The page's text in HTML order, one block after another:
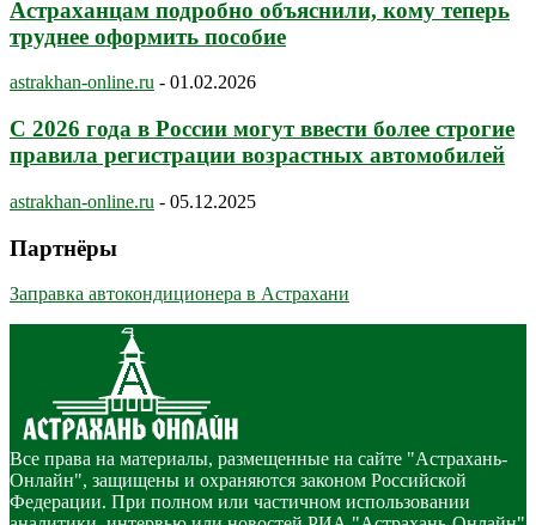
Астраханцам подробно объяснили, кому теперь
труднее оформить пособие
astrakhan-online.ru - 01.02.2026
С 2026 года в России могут ввести более строгие
правила регистрации возрастных автомобилей
astrakhan-online.ru - 05.12.2025
Партнёры
Заправка автокондиционера в Астрахани
Все права на материалы, размещенные на сайте "Астрахань-
Онлайн", защищены и охраняются законом Российской
Федерации. При полном или частичном использовании